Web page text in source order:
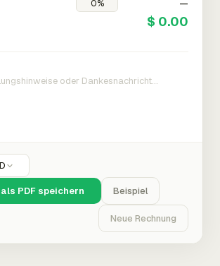
—
$ 0.00
PDF speichern Beispiel
Neue Rechnung